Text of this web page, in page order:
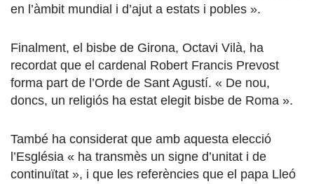
en l’àmbit mundial i d’ajut a estats i pobles ».
Finalment, el bisbe de Girona, Octavi Vilà, ha
recordat que el cardenal Robert Francis Prevost
forma part de l’Orde de Sant Agustí. « De nou,
doncs, un religiós ha estat elegit bisbe de Roma ».
També ha considerat que amb aquesta elecció
l’Església « ha transmès un signe d’unitat i de
continuïtat », i que les referències que el papa Lleó